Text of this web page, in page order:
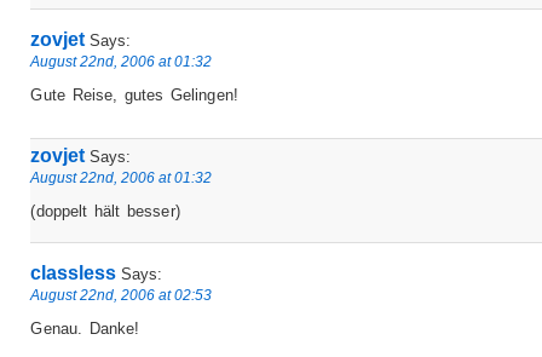
zovjet Says:
August 22nd, 2006 at 01:32
Gute Reise, gutes Gelingen!
zovjetSays:
August 22nd, 2006 at 01:32
(doppelt hält besser)
classless Says:
August 22nd, 2006 at 02:53
Genau. Danke!